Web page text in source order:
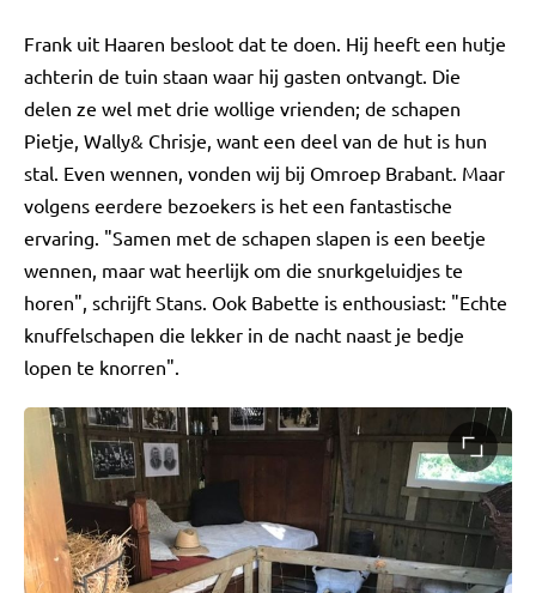
Frank uit Haaren besloot dat te doen. Hij heeft een hutje
achterin de tuin staan waar hij gasten ontvangt. Die
delen ze wel met drie wollige vrienden; de schapen
Pietje, Wally& Chrisje, want een deel van de hut is hun
stal. Even wennen, vonden wij bij Omroep Brabant. Maar
volgens eerdere bezoekers is het een fantastische
ervaring. "Samen met de schapen slapen is een beetje
wennen, maar wat heerlijk om die snurkgeluidjes te
horen", schrijft Stans. Ook Babette is enthousiast: "Echte
knuffelschapen die lekker in de nacht naast je bedje
lopen te knorren".